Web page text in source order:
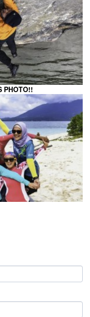
PHOTO!!